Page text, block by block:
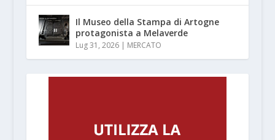
Il Museo della Stampa di Artogne
protagonista a Melaverde
Lug 31, 2026| MERCATO